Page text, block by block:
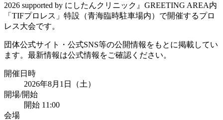
2026 supported by にしたんクリニック』GREETING AREA内
「TIFプロレス」特設（青海臨時駐車場内）で開催するプロ
レス大会です。
団体公式サイト・公式SNS等の公開情報をもとに掲載してい
ます。最新情報は公式情報をご確認ください。
開催日時
2026年8月1日（土）
開場/開始
開始 11:00
会場